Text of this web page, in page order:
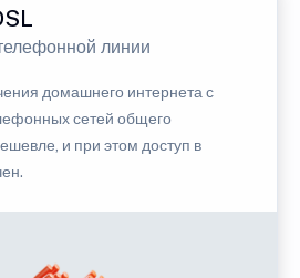
линии
домашнего интернета с
сетей общего
и при этом доступ в